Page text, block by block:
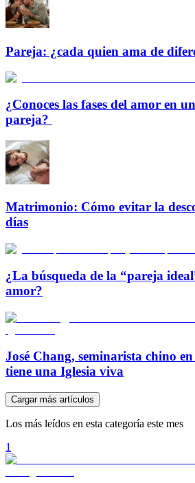
Pareja: ¿cada quien ama de
¿Conoces las fases del amor en
pareja?
Matrimonio: Cómo evitar la
días
¿La búsqueda de la “pareja
amor?
José Chang, seminarista chino
tiene una Iglesia viva
Cargar más artículos
Los más leídos en esta categoría este mes
1